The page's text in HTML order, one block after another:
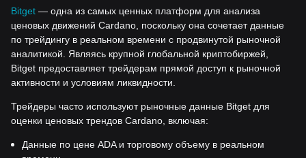
Bitget — одна из самых ценных платформ для анализа
ценовых движений Cardano, поскольку она сочетает данные
по трейдингу в реальном времени с продвинутой рыночной
аналитикой. Являясь крупной глобальной криптобиржей,
Bitget предоставляет трейдерам прямой доступ к рыночной
активности и условиям ликвидности.
Трейдеры часто используют рыночные данные Bitget для
оценки ценовых трендов Cardano, включая:
Данные по цене ADA и торговому объему в реальном